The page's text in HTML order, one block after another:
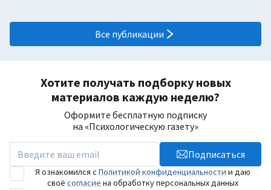
Все публикации
Хотите получать подборку новых
материалов каждую неделю?
Оформите бесплатную подписку
на «Психологическую газету»
Подписаться
Я ознакомился с Политикой конфиденциальности и даю
своё согласие на обработку персональных данных